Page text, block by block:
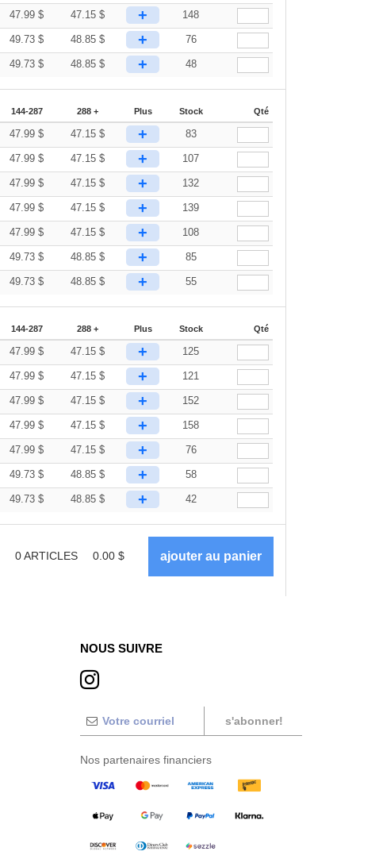
47.99$ 47.15$ + 148
49.73$ 48.85$ + 76
49.73$ 48.85$ + 48
144-287 288 + Plus Stock Qté
47.99$ 47.15$ + 83
47.99$ 47.15$ + 107
47.99$ 47.15$ + 132
47.99$ 47.15$ + 139
47.99$ 47.15$ + 108
49.73$ 48.85$ + 85
49.73$ 48.85$ + 55
144-287 288 + Plus Stock Qté
47.99$ 47.15$ + 125
47.99$ 47.15$ + 121
47.99$ 47.15$ + 152
47.99$ 47.15$ + 158
47.99$ 47.15$ + 76
49.73$ 48.85$ + 58
49.73$ 48.85$ + 42
0ARTICLES 0.00 $
NOUS SUIVRE
s'abonner!
Nos partenaires financiers